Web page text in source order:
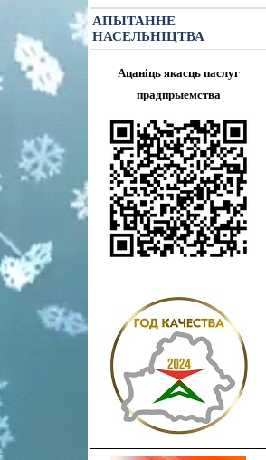
АПЫТАННЕ
НАСЕЛЬНІЦТВА
Ацаніць якасць паслуг
прадпрыемства